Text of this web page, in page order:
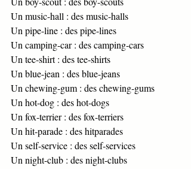
Un music-hall : des music-halls
Un pipe-line : des pipe-lines
Un camping-car : des camping-cars
Un tee-shirt : des tee-shirts
Un blue-jean : des blue-jeans
Un chewing-gum : des chewing-gums
Un hot-dog : des hot-dogs
Un fox-terrier : des fox-terriers
Un hit-parade : des hitparades
Un self-service : des self-services
Un night-club : des night-clubs